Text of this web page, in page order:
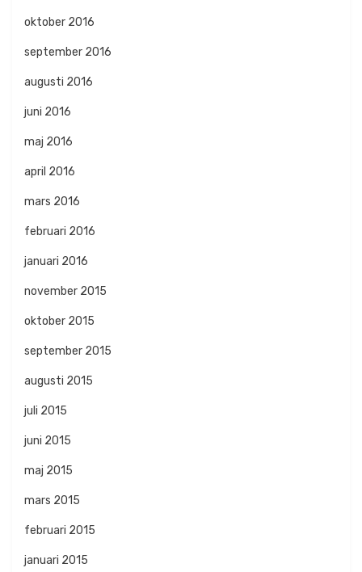
oktober 2016
september 2016
augusti 2016
juni 2016
maj 2016
april 2016
mars 2016
februari 2016
januari 2016
november 2015
oktober 2015
september 2015
augusti 2015
juli 2015
juni 2015
maj 2015
mars 2015
februari 2015
januari 2015